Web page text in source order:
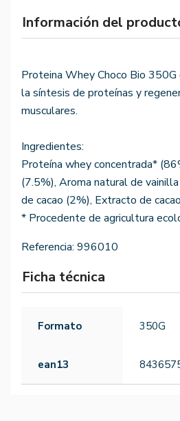
Información del
Proteina Whey Choco Bio
la síntesis de proteínas y
musculares.
Ingredientes:
Proteína whey concentrada*
(7.5%), Aroma natural de
de cacao (2%), Extracto de
* Procedente de agricultura
Referencia: 996010
Ficha técnica
Formato 350G
ean13